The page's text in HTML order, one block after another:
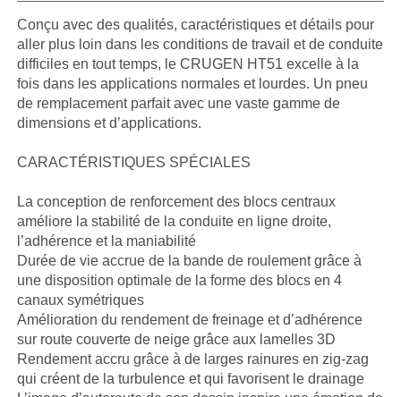
Conçu avec des qualités, caractéristiques et détails pour
aller plus loin dans les conditions de travail et de conduite
difficiles en tout temps, le CRUGEN HT51 excelle à la
fois dans les applications normales et lourdes. Un pneu
de remplacement parfait avec une vaste gamme de
dimensions et d’applications.
CARACTÉRISTIQUES SPÉCIALES
La conception de renforcement des blocs centraux
améliore la stabilité de la conduite en ligne droite,
l’adhérence et la maniabilité
Durée de vie accrue de la bande de roulement grâce à
une disposition optimale de la forme des blocs en 4
canaux symétriques
Amélioration du rendement de freinage et d’adhérence
sur route couverte de neige grâce aux lamelles 3D
Rendement accru grâce à de larges rainures en zig-zag
qui créent de la turbulence et qui favorisent le drainage